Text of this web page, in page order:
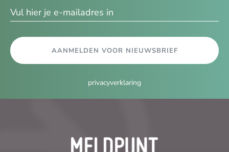
AANMELDEN VOOR NIEUWSBRIEF
privacyverklaring